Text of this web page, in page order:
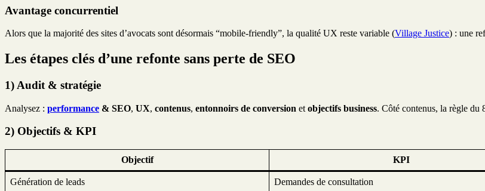
Avantage concurrentiel
Alors que la majorité des sites d’avocats sont désormais “mobile-friendly”, la qualité UX reste variable (Village Justice) : une
Les étapes clés d’une refonte sans perte de SEO
1) Audit & stratégie
Analysez : performance & SEO, UX, contenus, entonnoirs de conversion et objectifs business. Côté contenus, la règle du
2) Objectifs & KPI
Objectif KPI
Génération de leads Demandes de consultation